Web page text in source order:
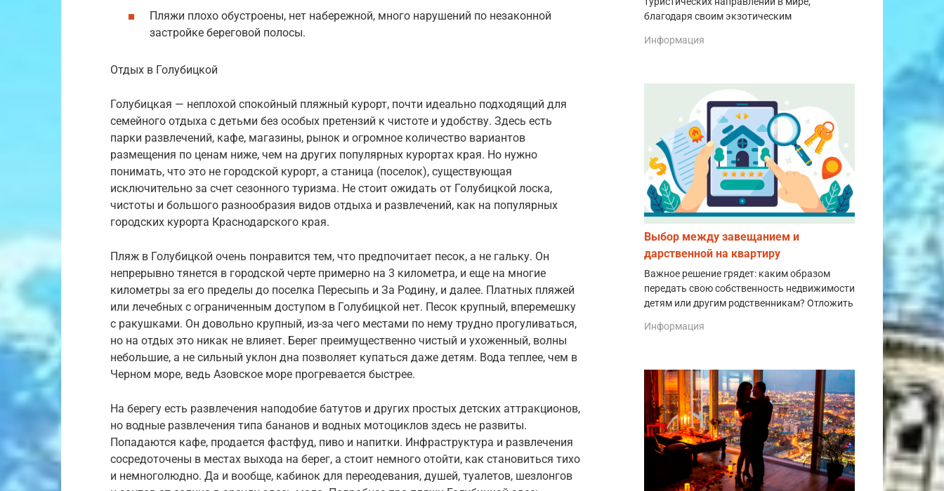
Пляжи плохо обустроены, нет набережной, много нарушений по незаконной
застройке береговой полосы.
Отдых в Голубицкой
Голубицкая — неплохой спокойный пляжный курорт, почти идеально подходящий для
семейного отдыха с детьми без особых претензий к чистоте и удобству. Здесь есть
парки развлечений, кафе, магазины, рынок и огромное количество вариантов
размещения по ценам ниже, чем на других популярных курортах края. Но нужно
понимать, что это не городской курорт, а станица (поселок), существующая
исключительно за счет сезонного туризма. Не стоит ожидать от Голубицкой лоска,
чистоты и большого разнообразия видов отдыха и развлечений, как на популярных
городских курорта Краснодарского края.
Пляж в Голубицкой очень понравится тем, что предпочитает песок, а не гальку. Он
непрерывно тянется в городской черте примерно на 3 километра, и еще на многие
километры за его пределы до поселка Пересыпь и За Родину, и далее. Платных пляжей
или лечебных с ограниченным доступом в Голубицкой нет. Песок крупный, вперемешку
с ракушками. Он довольно крупный, из-за чего местами по нему трудно прогуливаться,
но на отдых это никак не влияет. Берег преимущественно чистый и ухоженный, волны
небольшие, а не сильный уклон дна позволяет купаться даже детям. Вода теплее, чем в
Черном море, ведь Азовское море прогревается быстрее.
На берегу есть развлечения наподобие батутов и других простых детских аттракционов,
но водные развлечения типа бананов и водных мотоциклов здесь не развиты.
Попадаются кафе, продается фастфуд, пиво и напитки. Инфраструктура и развлечения
сосредоточены в местах выхода на берег, а стоит немного отойти, как становиться тихо
и немноголюдно. Да и вообще, кабинок для переодевания, душей, туалетов, шезлонгов
благодаря своим экзотическим
Информация
Выбор между завещанием и
дарственной на квартиру
Важное решение грядет: каким образом
передать свою собственность недвижимости
детям или другим родственникам? Отложить
Информация